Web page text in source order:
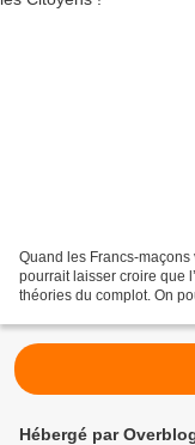
Quand les Francs-maçons
pourrait laisser croire que
théories du complot. On
Hébergé par